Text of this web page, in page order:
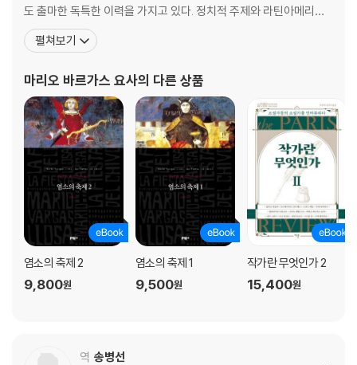
도 출마한 독특한 이력을 가지고 있다. 정치적 주제와 라틴아메리카
의 복잡한 역사, 그리고 개인의 은밀한 성적 욕망을 두루 다루는 작품
들을 발표해왔다. 1936년 페루 아레키파에서 태어난 그는 2세 때 외
부설학교에서 소년 시절을 보냈다. 1952년 레온시도
펼쳐보기
마리오 바르가스 요사의 다른 상품
염소의 축제 2
9,800원
염소의 축제 1
9,500원
작가란 무엇인가 2
15,400원
역 송병선